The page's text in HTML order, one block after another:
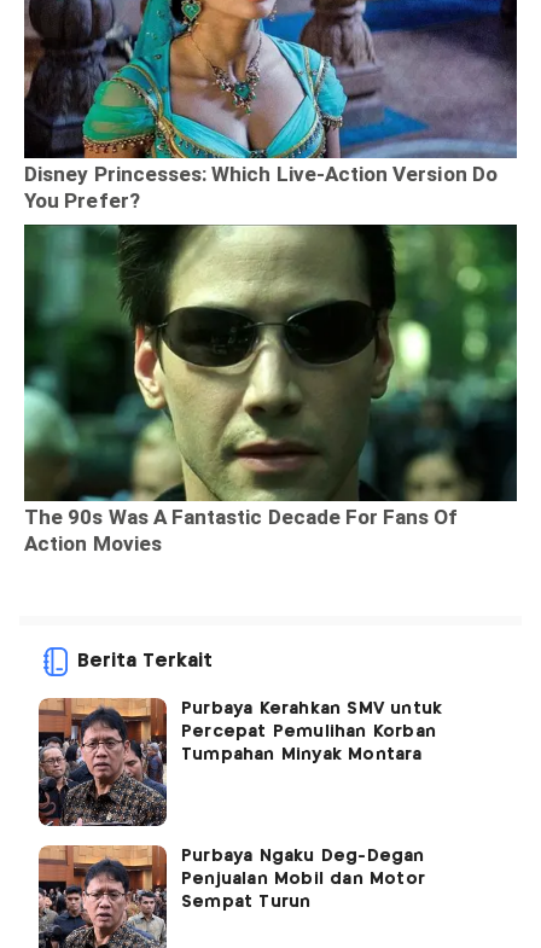
Berita Terkait
Purbaya Kerahkan SMV untuk
Percepat Pemulihan Korban
Tumpahan Minyak Montara
Purbaya Ngaku Deg-Degan
Penjualan Mobil dan Motor
Sempat Turun